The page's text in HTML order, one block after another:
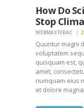
How Do
Stop
WEBMASTERAC
Quuntur magni
voluptatem
quisquam est,
amet,
numquam eius
et dolore